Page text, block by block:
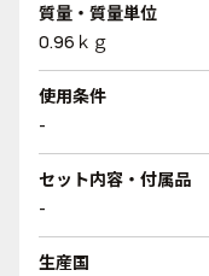
質量・質量単位
0.96ｋｇ
使用条件
-
セット内容・付属品
-
生産国